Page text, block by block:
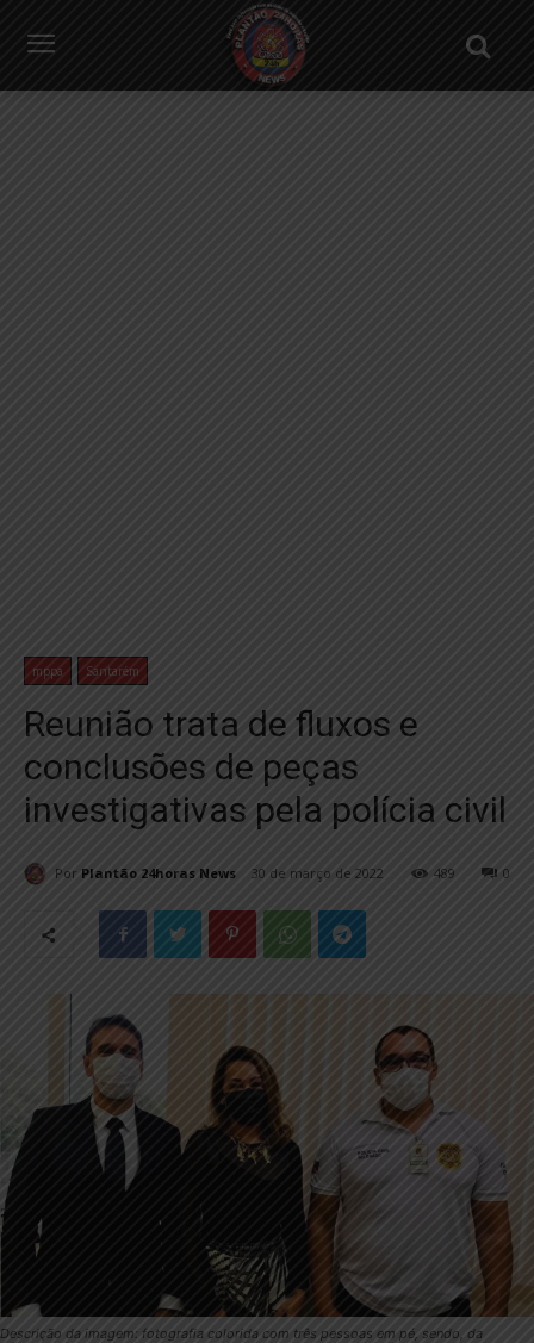
mppa Santarém
Reunião trata de fluxos e
conclusões de peças
investigativas pela polícia civil
Por Plantão 24horas News 30 de março de 2022 0
489
Descrição da imagem: fotografia colorida com três pessoas em pé, sendo, da